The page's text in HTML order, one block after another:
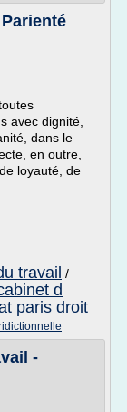
avec dignité,
dans le
en outre,
loyauté, de
travail /
d
paris droit
-